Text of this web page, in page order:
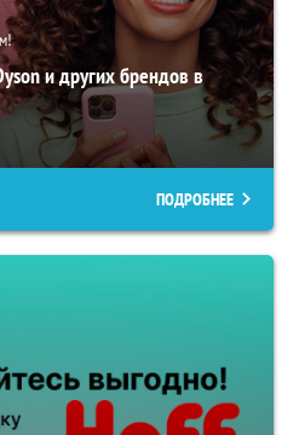
и других брендов в
ПОДРОБНЕЕ